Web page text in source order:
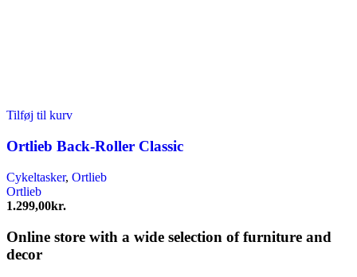
Tilføj til kurv
Ortlieb Back-Roller Classic
Cykeltasker, Ortlieb
Ortlieb
1.299,00kr.
Online store with a wide selection of furniture and
decor